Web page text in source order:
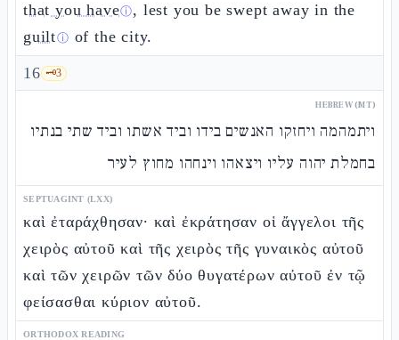
that you haveⓘ, lest you be swept away in the
guiltⓘ of the city.
16 🗝️3
HEBREW (MT)
ויתמהמה ויחזקו האנשים בידו וביד אשתו וביד שתי בנתיו
בחמלת יהוה עליו ויצאהו וינחהו מחוץ לעיר
SEPTUAGINT (LXX)
καὶ ἐταράχθησαν· καὶ ἐκράτησαν οἱ ἄγγελοι τῆς
χειρὸς αὐτοῦ καὶ τῆς χειρὸς τῆς γυναικὸς αὐτοῦ
καὶ τῶν χειρῶν τῶν δύο θυγατέρων αὐτοῦ ἐν τῷ
φείσασθαι κύριον αὐτοῦ.
ORTHODOX READING